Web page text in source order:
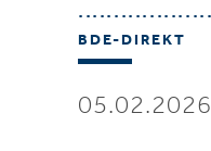
BDE-DIREKT
05.02.2026